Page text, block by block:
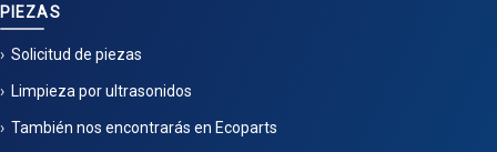
PIEZAS
Solicitud de piezas
Limpieza por ultrasonidos
También nos encontrarás en Ecoparts